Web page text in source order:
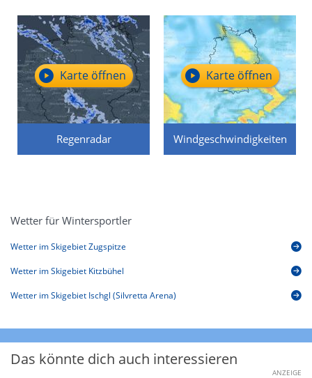
Regenradar
Karte öffnen
Windgeschwindigkeiten
Karte öffnen
Wetter für Wintersportler
Wetter im Skigebiet Zugspitze
Wetter im Skigebiet Kitzbühel
Wetter im Skigebiet Ischgl (Silvretta Arena)
Das könnte dich auch interessieren
ANZEIGE